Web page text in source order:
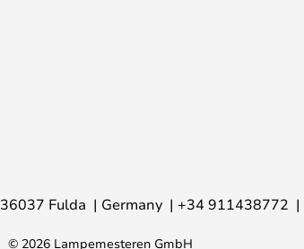
36037 Fulda Germany +34 911438772
© 2026 Lampemesteren GmbH